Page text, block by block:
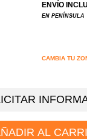
ENVÍO
EN PENÍNSULA
CAMBIA TU
AL